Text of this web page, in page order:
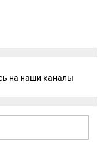
на наши каналы